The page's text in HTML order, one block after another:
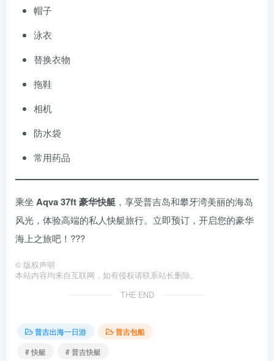
帽子
泳衣
替换衣物
拖鞋
相机
防水袋
常用药品
乘坐 Aqva 37ft 豪华快艇 ，享受普吉岛和攀牙湾美丽的海岛
风光，体验高端的私人快艇旅行。立即预订，开启您的豪华
海上之旅吧！???
© 版权声明
本站内容均来自互联网，如有侵权请联系站长删除。
THE END
普吉出海一日游
普吉包船
# 快艇
# 普吉快艇